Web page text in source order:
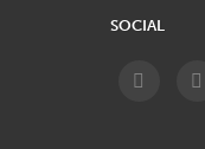
SOCIAL